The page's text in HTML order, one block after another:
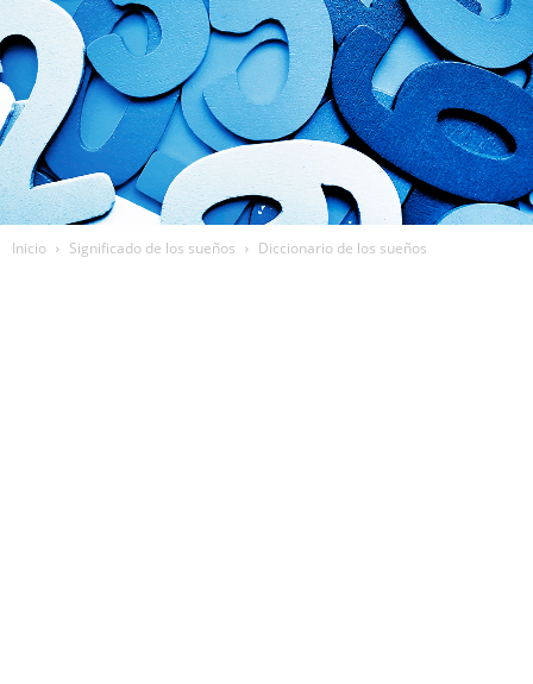
Inicio Significado de los sueños Diccionario de los sueños